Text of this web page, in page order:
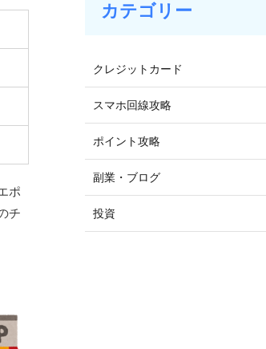
ポ
チ
カテゴリー
クレジットカード
スマホ回線攻略
ポイント攻略
副業・ブログ
投資